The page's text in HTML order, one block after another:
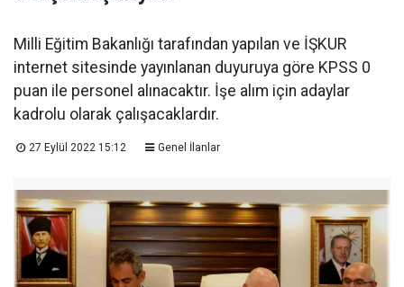
Milli Eğitim Bakanlığı tarafından yapılan ve İŞKUR
internet sitesinde yayınlanan duyuruya göre KPSS 0
puan ile personel alınacaktır. İşe alım için adaylar
kadrolu olarak çalışacaklardır.
27 Eylül 2022 15:12 Genel İlanlar